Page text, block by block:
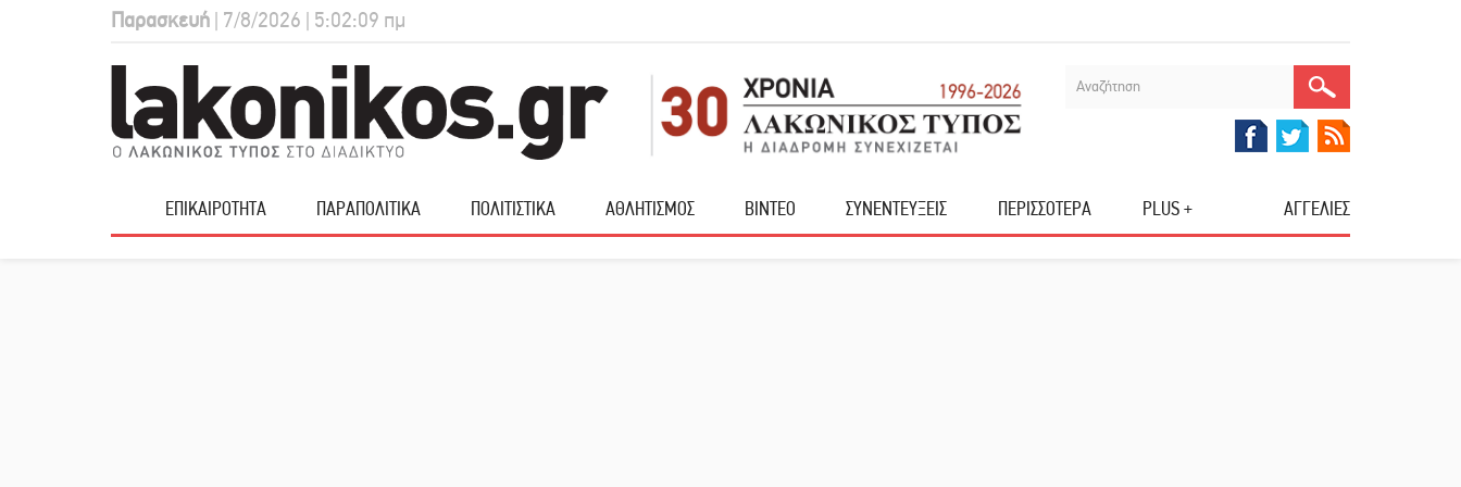
Παρασκευή | 7/8/2026 | 5:02:10 πμ
ΕΠΙΚΑΙΡΟΤΗΤΑ ΠΑΡΑΠΟΛΙΤΙΚΑ ΠΟΛΙΤΙΣΤΙΚΑ ΑΘΛΗΤΙΣΜΟΣ ΒΙΝΤΕΟ ΣΥΝΕΝΤΕΥΞΕΙΣ ΠΕΡΙΣΣΟΤΕΡΑ PLUS + ΑΓΓΕΛΙΕΣ